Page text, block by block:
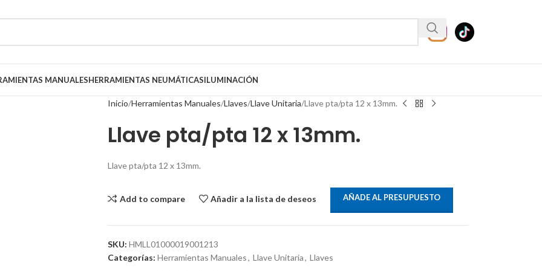
MANUALESHERRAMIENTAS NEUMÁTICASILUMINACIÓN
Inicio Herramientas Manuales Llaves Llave Unitaria Llave pta/pta 12 x 13mm.
Llave pta/pta 12 x 13mm.
Llave pta/pta 12 x 13mm.
Add to compare Añadir a la lista de deseos AÑADE AL PRESUPUESTO
SKU: HMLL01000019001213
Categorías: Herramientas Manuales, Llave Unitaria, Llaves